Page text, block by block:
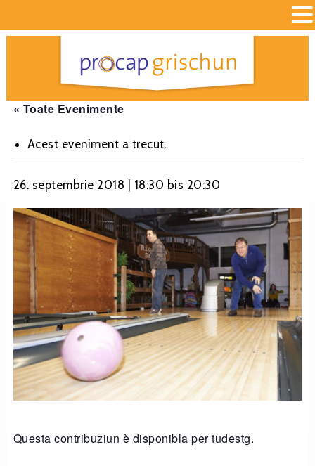
« Toate Evenimente
Acest eveniment a trecut.
26. septembrie 2018 | 18:30 bis 20:30
Questa contribuziun è disponibla per tudestg.